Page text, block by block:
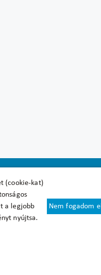
(cookie-kat)
a legjobb
nyújtsa.
Nem fogadom el
Felhasználási feltételek